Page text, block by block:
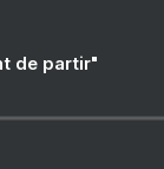
de partir"